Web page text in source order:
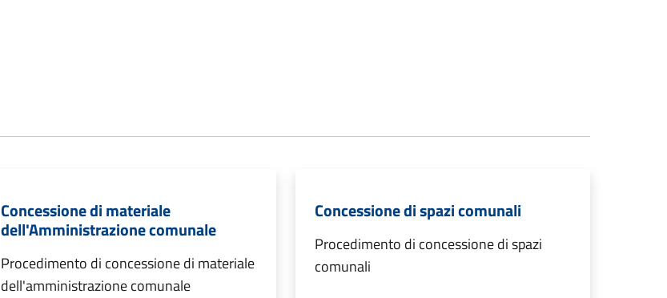
Concessione di materiale
dell'Amministrazione comunale
Procedimento di concessione di materiale
dell'amministrazione comunale
Concessione di spazi comunali
Procedimento di concessione di spazi
comunali